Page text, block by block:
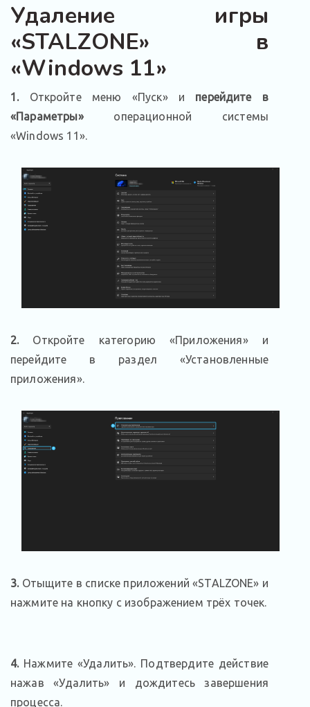
Удаление игры
«STALZONE» в
«Windows 11»
1.Откройте меню «Пуск» и перейдите в
«Параметры»операционной системы
«Windows 11».
2.Откройте категорию «Приложения» и
перейдите в раздел «Установленные
приложения».
3.Отыщите в списке приложений «STALZONE» и
нажмите на кнопку с изображением трёх точек.
4. Нажмите «Удалить». Подтвердите действие
нажав «Удалить» и дождитесь завершения
процесса.